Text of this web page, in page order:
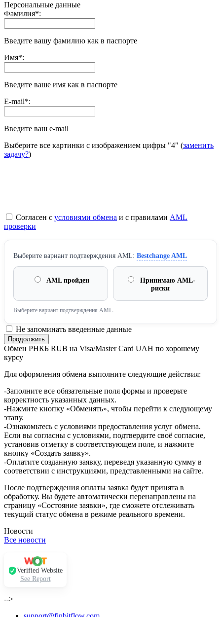
Персональные данные
Фамилия*:
Введите вашу фамилию как в паспорте
Имя*:
Введите ваше имя как в паспорте
E-mail*:
Введите ваш e-mail
Выберите все картинки с изображением цифры "4" (заменить
задачу?)
Согласен с условиями обмена и с правилами AML
проверки
Выберите вариант подтверждения AML: Bestchange AML
AML пройден
Принимаю AML-
риски
Выберите вариант подтверждения AML.
Не запоминать введенные данные
Обмен РНКБ RUB на Visa/Master Card UAH по хорошему
курсу
Для оформления обмена выполните следующие действия:
-Заполните все обязательные поля формы и проверьте
корректность указанных данных.
-Нажмите кнопку «Обменять», чтобы перейти к следующему
этапу.
-Ознакомьтесь с условиями предоставления услуг обмена.
Если вы согласны с условиями, подтвердите своё согласие,
установив отметку в соответствующем поле, и нажмите
кнопку «Создать заявку».
-Оплатите созданную заявку, переведя указанную сумму в
соответствии с инструкциями, представленными на сайте.
После подтверждения оплаты заявка будет принята в
обработку. Вы будете автоматически перенаправлены на
страницу «Состояние заявки», где сможете отслеживать
текущий статус обмена в режиме реального времени.
Новости
Все новости
Verified Website
See Report
-->